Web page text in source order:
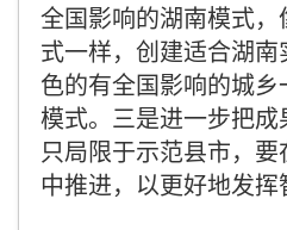
全国影响的湖南模式，
式一样，创建适合湖
色的有全国影响的城
模式。三是进一步把成
只局限于示范县市，
中推进，以更好地发挥